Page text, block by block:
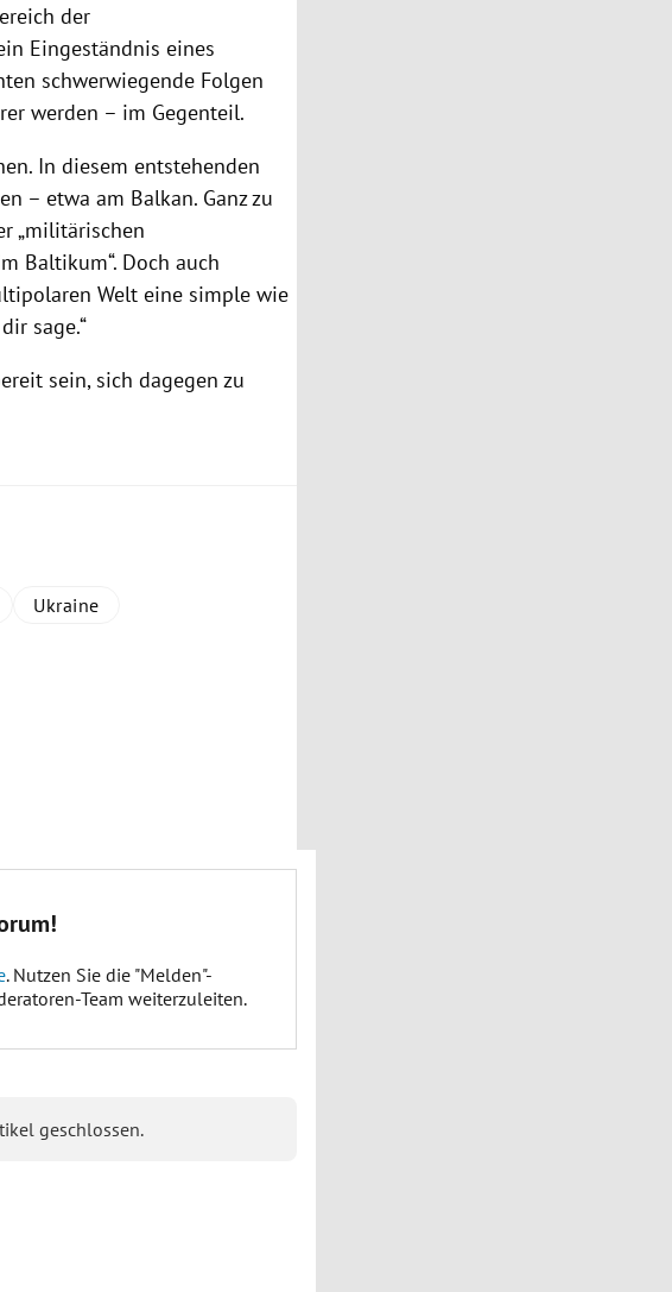
der
Eingeständnis eines
schwerwiegende Folgen
werden – im Gegenteil.
In diesem entstehenden
– etwa am Balkan. Ganz zu
„militärischen
Baltikum“. Doch auch
Welt eine simple wie
sage.“
sein, sich dagegen zu
Ukraine